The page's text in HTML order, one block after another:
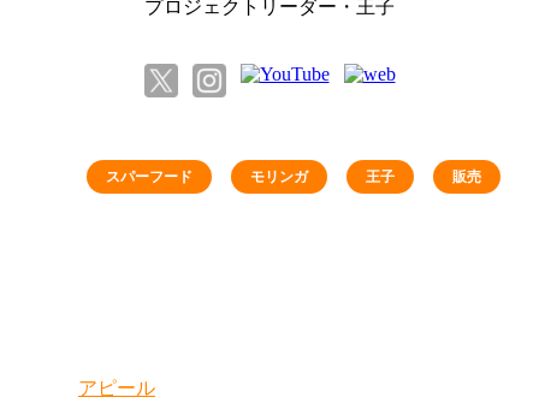
プロジェクトリーダー・王子
スパーフード モリンガ 王子 販売
アピール